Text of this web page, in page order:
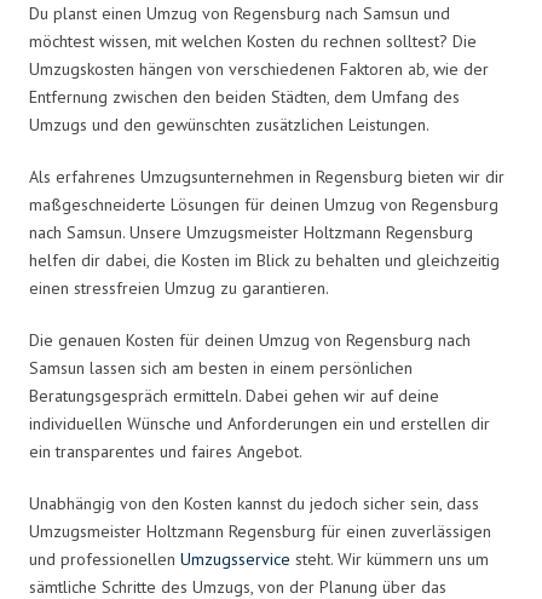
Du planst einen Umzug von Regensburg nach Samsun und
möchtest wissen, mit welchen Kosten du rechnen solltest? Die
Umzugskosten hängen von verschiedenen Faktoren ab, wie der
Entfernung zwischen den beiden Städten, dem Umfang des
Umzugs und den gewünschten zusätzlichen Leistungen.
Als erfahrenes Umzugsunternehmen in Regensburg bieten wir dir
maßgeschneiderte Lösungen für deinen Umzug von Regensburg
nach Samsun. Unsere Umzugsmeister Holtzmann Regensburg
helfen dir dabei, die Kosten im Blick zu behalten und gleichzeitig
einen stressfreien Umzug zu garantieren.
Die genauen Kosten für deinen Umzug von Regensburg nach
Samsun lassen sich am besten in einem persönlichen
Beratungsgespräch ermitteln. Dabei gehen wir auf deine
individuellen Wünsche und Anforderungen ein und erstellen dir
ein transparentes und faires Angebot.
Unabhängig von den Kosten kannst du jedoch sicher sein, dass
Umzugsmeister Holtzmann Regensburg für einen zuverlässigen
und professionellen Umzugsservice steht. Wir kümmern uns um
sämtliche Schritte des Umzugs, von der Planung über das